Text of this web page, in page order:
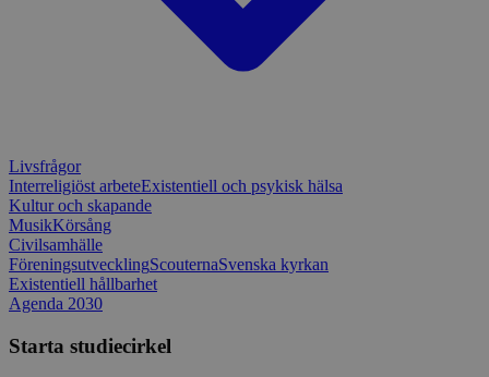
Livsfrågor
Interreligiöst arbeteExistentiell och psykisk hälsa
Kultur och skapande
MusikKörsång
Civilsamhälle
FöreningsutvecklingScouternaSvenska kyrkan
Existentiell hållbarhet
Agenda 2030
Starta studiecirkel